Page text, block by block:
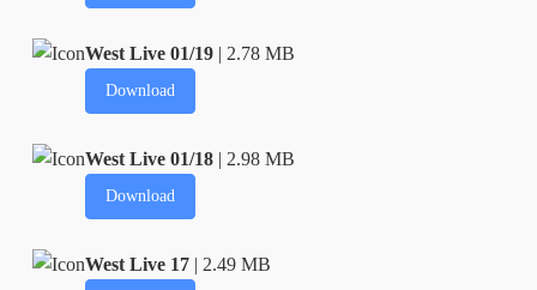
West Live 01/19| 2.78 MB
Download
West Live 01/18| 2.98 MB
Download
West Live 17| 2.49 MB